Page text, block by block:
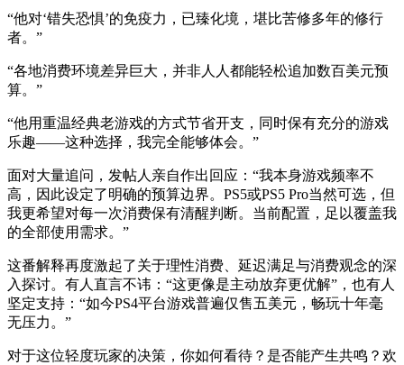
“他对‘错失恐惧’的免疫力，已臻化境，堪比苦修多年的修行
者。”
“各地消费环境差异巨大，并非人人都能轻松追加数百美元预
算。”
“他用重温经典老游戏的方式节省开支，同时保有充分的游戏
乐趣——这种选择，我完全能够体会。”
面对大量追问，发帖人亲自作出回应：“我本身游戏频率不
高，因此设定了明确的预算边界。PS5或PS5 Pro当然可选，但
我更希望对每一次消费保有清醒判断。当前配置，足以覆盖我
的全部使用需求。”
这番解释再度激起了关于理性消费、延迟满足与消费观念的深
入探讨。有人直言不讳：“这更像是主动放弃更优解”，也有人
坚定支持：“如今PS4平台游戏普遍仅售五美元，畅玩十年毫
无压力。”
对于这位轻度玩家的决策，你如何看待？是否能产生共鸣？欢